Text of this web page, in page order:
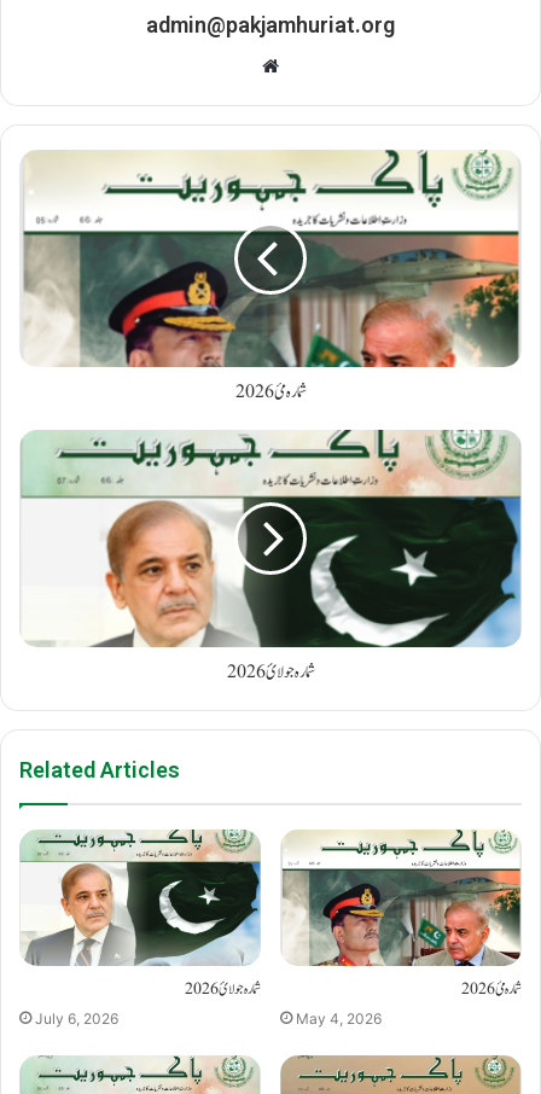
admin@pakjamhuriat.org
Website
شمارہ مئ 2026
شمارہ جولائ 2026
Related Articles
شمارہ جولائ 2026
July 6, 2026
شمارہ مئ 2026
May 4, 2026